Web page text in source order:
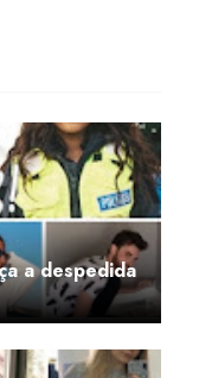
a despedida